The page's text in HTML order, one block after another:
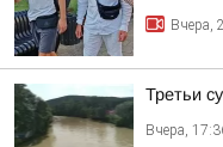
Вчера,
Третьи
Вчера,